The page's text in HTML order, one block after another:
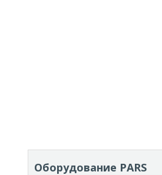
Оборудование PARS